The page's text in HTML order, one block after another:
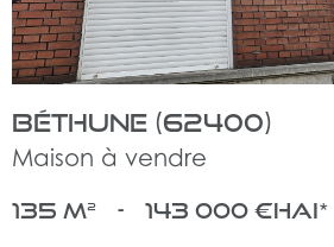
Béthune (62400)
Maison à vendre
135 m² - 143 000 €HAI*